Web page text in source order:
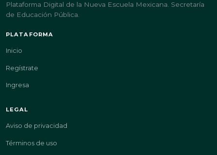
Plataforma Digital de la Nueva Escuela Mexicana. Secretaría
de Educación Pública.
PLATAFORMA
Inicio
Regístrate
Ingresa
LEGAL
Aviso de privacidad
Términos de uso